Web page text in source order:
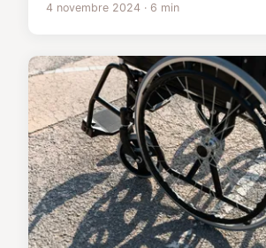
4 novembre 2024 · 6 min